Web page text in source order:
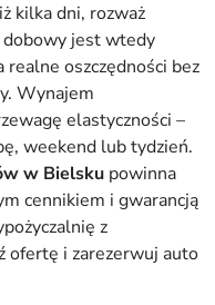
kilka dni, rozważ
dobowy jest wtedy
realne oszczędności bez
Wynajem
elastyczności –
weekend lub tydzień.
w Bielsku powinna
cennikiem i gwarancją
z
ofertę i zarezerwuj auto